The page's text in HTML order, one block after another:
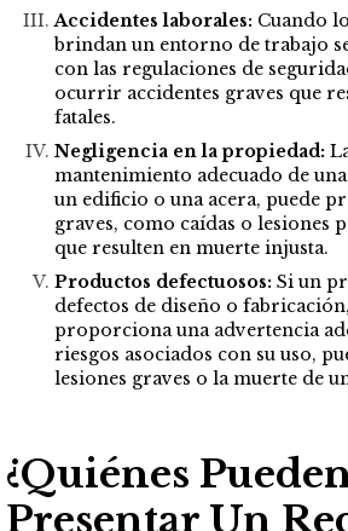
Accidentes laborales: Cuando
brindan un entorno de trabajo
con las regulaciones de
ocurrir accidentes graves que
fatales.
Negligencia en la propiedad:
mantenimiento adecuado de
un edificio o una acera, puede
graves, como caídas o lesiones
que resulten en muerte injusta.
Productos defectuosos: Si un
defectos de diseño o
proporciona una advertencia
riesgos asociados con su uso,
lesiones graves o la muerte de
¿Quiénes
Presentar Un